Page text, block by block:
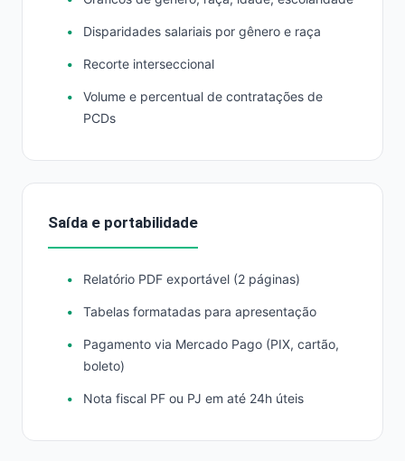
Disparidades salariais por gênero e raça
Recorte interseccional
Volume e percentual de contratações de
PCDs
Saída e portabilidade
Relatório PDF exportável (2 páginas)
Tabelas formatadas para apresentação
Pagamento via Mercado Pago (PIX, cartão,
boleto)
Nota fiscal PF ou PJ em até 24h úteis